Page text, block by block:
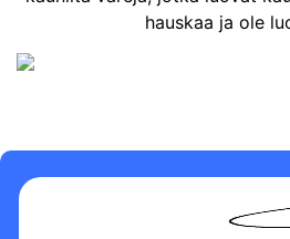
hauskaa ja ole